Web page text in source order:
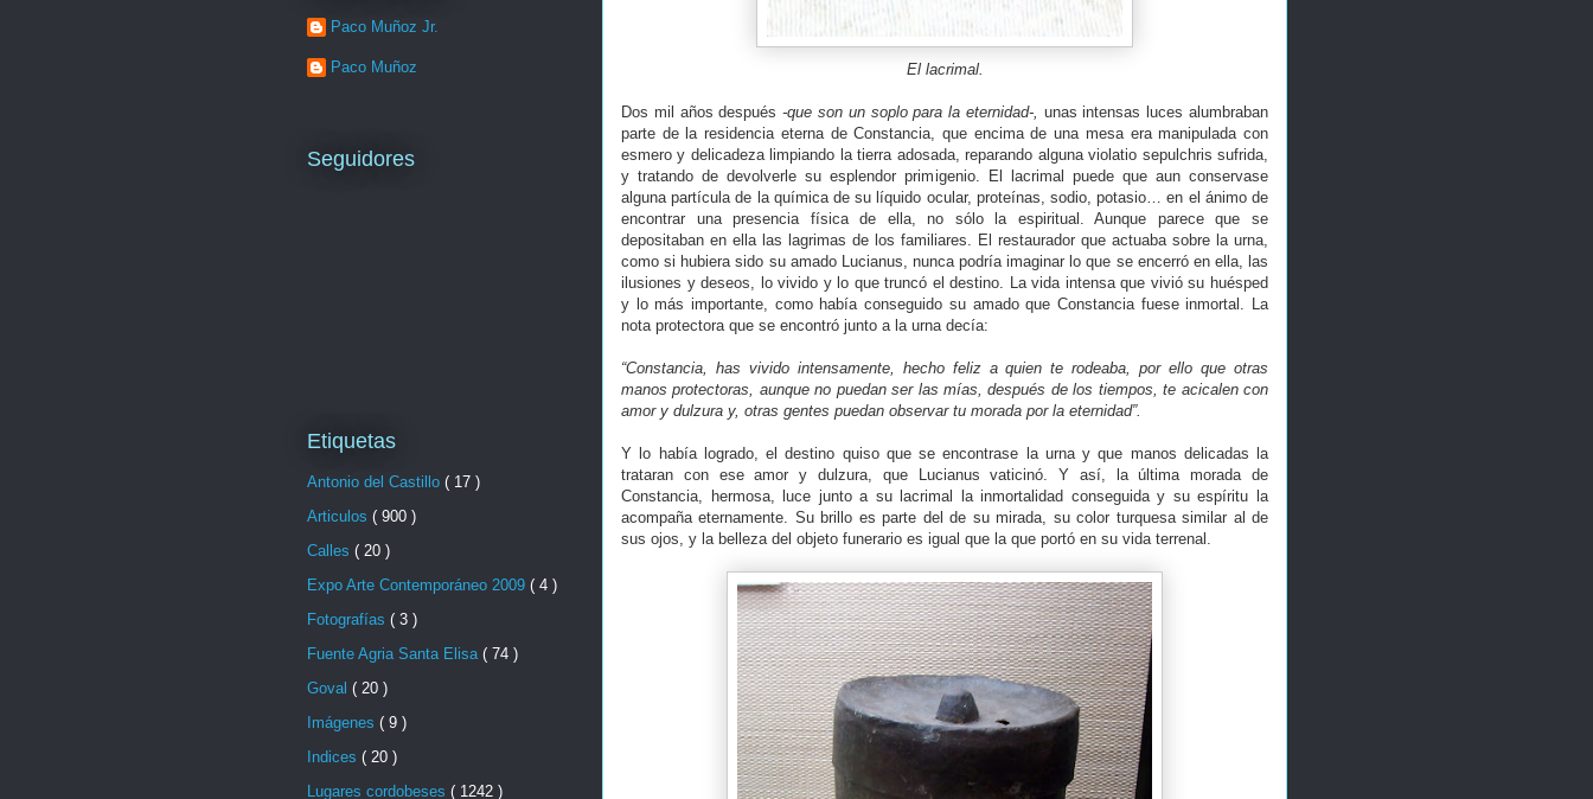
El lacrimal.
Dos mil años después-que son un soplo para la eternidad-, unas intensas luces alumbraban
parte de la residencia eterna de Constancia, que encima de una mesa era manipulada con
esmero y delicadeza limpiando la tierra adosada, reparando alguna violatio sepulchris sufrida,
y tratando de devolverle su esplendor primigenio. El lacrimal puede que aun conservase
alguna partícula de la química de su líquido ocular, proteínas, sodio, potasio… en el ánimo de
encontrar una presencia física de ella, no sólo la espiritual. Aunque parece que se
depositaban en ella las lagrimas de los familiares. El restaurador que actuaba sobre la urna,
como si hubiera sido su amado Lucianus, nunca podría imaginar lo que se encerró en ella, las
ilusiones y deseos, lo vivido y lo que truncó el destino. La vida intensa que vivió su huésped
y lo más importante, como había conseguido su amado que Constancia fuese inmortal. La
nota protectora que se encontró junto a la urna decía:
“Constancia, has vivido intensamente, hecho feliz a quien te rodeaba, por ello que otras
manos protectoras, aunque no puedan ser las mías, después de los tiempos, te acicalen con
amor y dulzura y, otras gentes puedan observar tu morada por la eternidad”.
Y lo había logrado, el destino quiso que se encontrase la urna y que manos delicadas la
trataran con ese amor y dulzura, que Lucianus vaticinó. Y así, la última morada de
Constancia, hermosa, luce junto a su lacrimal la inmortalidad conseguida y su espíritu la
acompaña eternamente. Su brillo es parte del de su mirada, su color turquesa similar al de
sus ojos, y la belleza del objeto funerario es igual que la que portó en su vida terrenal.
Paco Muñoz Jr.
Paco Muñoz
Seguidores
Etiquetas
Antonio del Castillo ( 17 )
Articulos ( 900 )
Calles ( 20 )
Expo Arte Contemporáneo 2009 ( 4 )
Fotografías ( 3 )
Fuente Agria Santa Elisa ( 74 )
Goval ( 20 )
Imágenes ( 9 )
Indices ( 20 )
Lugares cordobeses ( 1242 )